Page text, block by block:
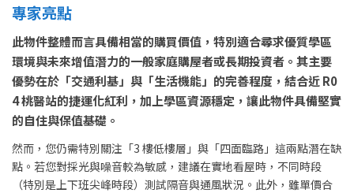
專家亮點
此物件整體而言具備相當的購買價值，特別適合尋求優質學區
環境與未來增值潛力的一般家庭購屋者或長期投資者。其主要
優勢在於「交通利基」與「生活機能」的完善程度，結合近 R0
4 桃醫站的捷運化紅利，加上學區資源穩定，讓此物件具備堅實
的自住與保值基礎。
然而，您仍需特別關注「3 樓低樓層」與「四面臨路」這兩點潛在缺
點。若您對採光與噪音較為敏感，建議在實地看屋時，不同時段
（特別是上下班尖峰時段）測試隔音與通風狀況。此外，雖單價合